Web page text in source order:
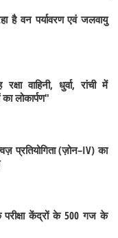
है वन पर्यावरण एवं जलवायु
वाहिनी, धुर्वा, रांची में
लोकार्पण"
प्रतियोगिता (ज़ोन–IV) का
केंद्रों के 500 गज के